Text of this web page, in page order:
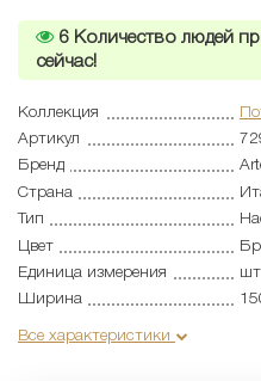
6 Количество людей
сейчас!
Коллекция
Артикул
Бренд
Страна
Тип
Цвет
Единица измерения
шт
Ширина
Все характеристики